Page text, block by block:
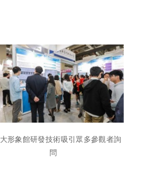
形象館研發技術吸引眾多參觀者詢
問